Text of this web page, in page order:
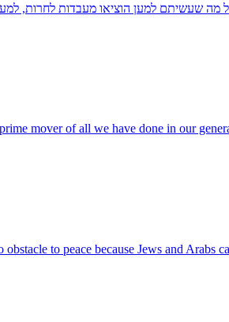
שעשיתם למען הוציאו מעבדות לחרות,
mover of all we have done in our
obstacle to peace because Jews and